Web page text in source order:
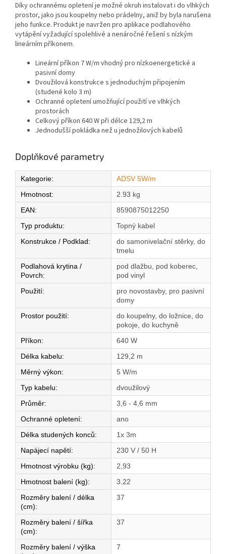
Díky ochrannému opletení je možné okruh instalovat i do vlhkých
prostor, jako jsou koupelny nebo prádelny, aniž by byla narušena
jeho funkce. Produkt je navržen pro aplikace podlahového
vytápění vyžadující spolehlivé a nenáročné řešení s nízkým
lineárním příkonem.
Lineární příkon 7 W/m vhodný pro nízkoenergetické a
pasivní domy
Dvoužilová konstrukce s jednoduchým připojením
(studené kolo 3 m)
Ochranné opletení umožňující použití ve vlhkých
prostorách
Celkový příkon 640 W při délce 129,2 m
Jednodušší pokládka než u jednožilových kabelů
Doplňkové parametry
Kategorie:
ADSV 5W/m
Hmotnost:
2.93 kg
EAN:
8590875012250
Typ produktu:
Topný kabel
Konstrukce / Podklad:
do samonivelační stěrky, do
tmelu
Podlahová krytina /
Povrch:
pod dlažbu, pod koberec,
pod vinyl
Použití:
pro novostavby, pro pasivní
domy
Prostor použití:
do koupelny, do ložnice, do
pokoje, do kuchyně
Příkon:
640 W
Délka kabelu:
129,2 m
Měrný výkon:
5 W/m
Typ kabelu:
dvoužilový
Průměr:
3,6 - 4,6 mm
Ochranné opletení:
ano
Délka studených konců:
1x 3m
Napájecí napětí:
230 V / 50 H
Hmotnost výrobku (kg):
2,93
Hmotnost balení (kg):
3.22
Rozměry balení / délka
(cm):
37
Rozměry balení / šířka
(cm):
37
Rozměry balení / výška
7